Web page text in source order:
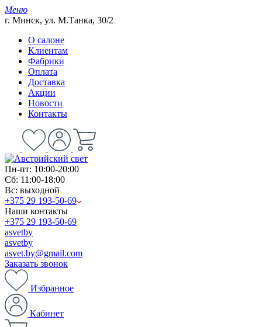
Меню
г. Минск, ул. М.Танка, 30/2
О салоне
Клиентам
Фабрики
Оплата
Доставка
Акции
Новости
Контакты
Пн-пт: 10:00-20:00
Сб: 11:00-18:00
Вс: выходной
+375 29 193-50-69
Наши контакты
+375 29 193-50-69
asvetby
asvetby
asvet.by@gmail.com
Заказать звонок
Избранное
Кабинет